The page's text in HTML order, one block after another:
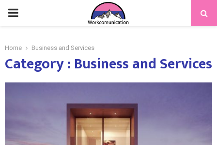
PRIMARY
Home Business and Services
Category : Business and Services